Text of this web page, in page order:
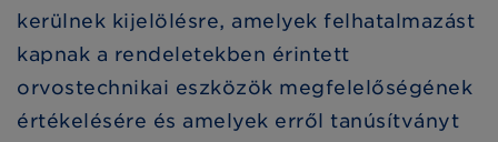
kerülnek kijelölésre, amelyek felhatalmazást
kapnak a rendeletekben érintett
orvostechnikai eszközök megfelelőségének
értékelésére és amelyek erről tanúsítványt